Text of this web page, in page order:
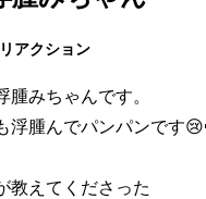
リアクション
腫みちゃんです。
浮腫んでパンパンです
教えてくださった